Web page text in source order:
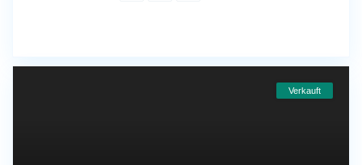
Verkauft